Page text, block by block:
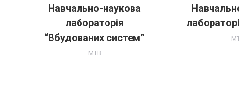
Навчально-наукова
лабораторія
“Вбудованих систем”
MTB